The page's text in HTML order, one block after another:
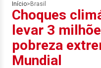
Início> Brasil
Choques
levar 3
pobreza
Mundial